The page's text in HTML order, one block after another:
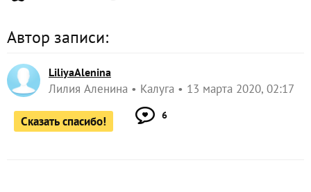
Автор записи:
LiliyaAlenina
Лилия Аленина Калуга 13 марта 2020, 02:17
Сказать спасибо! 6